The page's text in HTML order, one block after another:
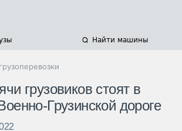
Найти машины
грузовиков стоят в
Грузинской дороге